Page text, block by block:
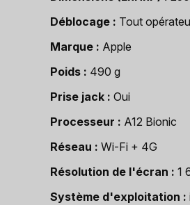
Déblocage
Tout
Marque
Apple
Poids
490 g
Prise jack
Oui
Processeur
A12 Bionic
Réseau
Wi-Fi + 4G
Résolution de l'écran
1
Système d'exploitation